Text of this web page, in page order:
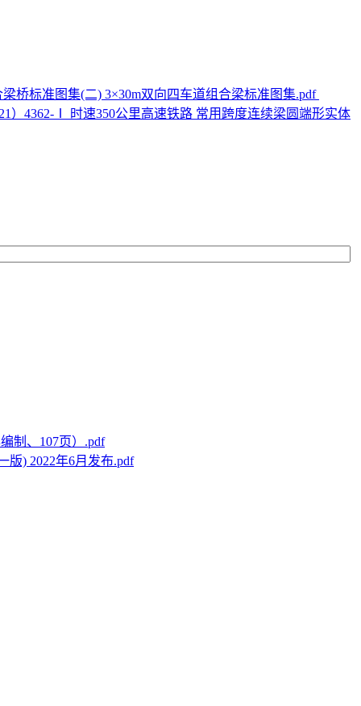
梁桥标准图集(二) 3×30m双向四车道组合梁标准图集.pdf
）4362-Ⅰ 时速350公里高速铁路 常用跨度连续梁圆端形实体
制、107页）.pdf
版) 2022年6月发布.pdf